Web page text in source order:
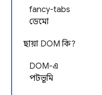
fancy-tabs
ডেমো
ছায়া DOM কি?
DOM-এ
পটভূমি